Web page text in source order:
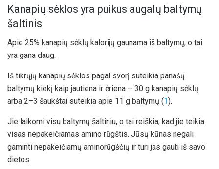
Kanapių sėklos yra puikus augalų baltymų
šaltinis
Apie 25% kanapių sėklų kalorijų gaunama iš baltymų, o tai
yra gana daug.
Iš tikrųjų kanapių sėklos pagal svorį suteikia panašų
baltymų kiekį kaip jautiena ir ėriena – 30 g kanapių sėklų
arba 2–3 šaukštai suteikia apie 11 g baltymų (1).
Jie laikomi visu baltymų šaltiniu, o tai reiškia, kad jie teikia
visas nepakeičiamas amino rūgštis. Jūsų kūnas negali
gaminti nepakeičiamų aminorūgščių ir turi jas gauti iš savo
dietos.